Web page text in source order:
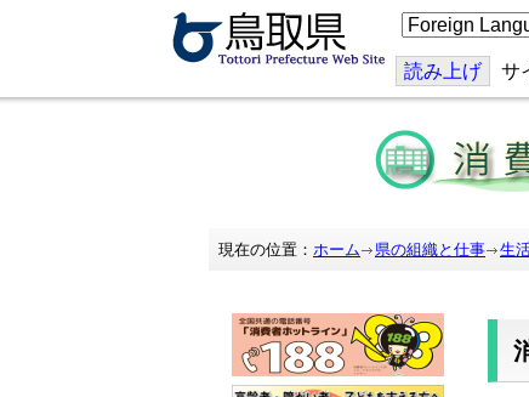
こ
の
ジ
を
訳
す
る
読み上げ サ
現在の位置： ホーム 県の組織と仕事 生